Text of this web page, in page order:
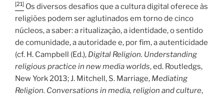
[21] Os diversos desafios que a cultura digital oferece às
religiões podem ser aglutinados em torno de cinco
núcleos, a saber: a ritualização, a identidade, o sentido
de comunidade, a autoridade e, por fim, a autenticidade
(cf. H. Campbell (Ed.), Digital Religion. Understanding
religious practice in new media worlds, ed. Routledgs,
New York 2013; J. Mitchell, S. Marriage, Mediating
Religion. Conversations in media, religion and culture,